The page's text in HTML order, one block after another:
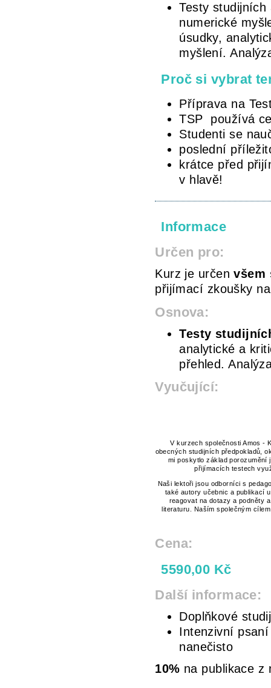
Testy
numerické
úsudky,
myšlení.
Proč si vybrat
Příprava na
TSP používá
Studenti se
poslední
krátce před
v hlavě!
Informace
Určen pro:
Kurz je určenvšem
přijímací zkoušky
Osnova:
Testy
analytické a
přehled.
Vyučující:
V kurzech společnosti Amos -
obecných studijních předpokladů,
mi poskytlo základ
přijímacích testech
Naši lektoři jsou odborníci s
také autory učebnic a publikací
reagovat na dotazy a podněty
literaturu. Naším společným
Cena:
5590,00 Kč
Další informace:
Doplňkové
Intenzivní
nanečisto
10% na publikace z